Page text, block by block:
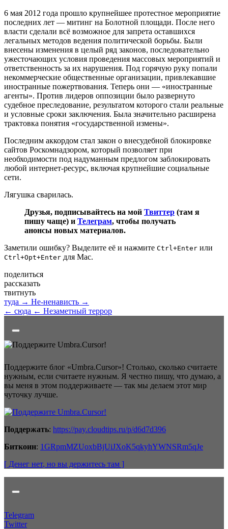
6 мая 2012 года прошло крупнейшее протестное мероприятие
последних лет — митинг на Болотной площади. После него
власти сделали всё возможное для запрета оставшихся
легальных методов ведения политической борьбы. Были
внесены изменения в целый ряд законов, последовательно
ужесточающих условия проведения массовых мероприятий и
ответственность за их нарушения. Под горячую руку попали
некоммерческие общественные организации, привлекавшие
иностранные пожертвования. Теперь они — «иностранные
агенты». Против лидеров оппозиции было развернуто
судебное преследование, результатом которого стали реальные
и условные сроки заключения. Была значительно расширена
трактовка понятия «государственной измены».
Последним аккордом стал закон о внесудебной блокировке
сайтов Роскомнадзором, который позволяет при
необходимости под надуманным предлогом заблокировать
любой интернет-ресурс, включая крупнейшие социальные
сети.
Лягушка сварилась.
Друзья, подписывайтесь на мой Твиттер (там я
пишу чаще) и Телеграм, чтобы получать
анонсы новых материалов.
Заметили ошибку? Выделите её и нажмите Ctrl+Enter или
Ctrl+Opt+Enter для Mac.
поделиться
рассказать
твитнуть
туда → Не-ненависть →
← сюда ← Незаметный террор
Поддержите блог «Umbra.Cursor»! Столько, сколько считаете
нужным, если считаете нужным. Я честно пишу, что думаю, а
вы меня в этом поддерживаете — так мы делаем этот мир
чуточку лучше.
Поддержать: https://pay.cloudtips.ru/p/d6d7d396
Биткоин: 1GRpmMZUoxbBjUiJXoK5qkyhYWNSRm5qJe
[ Денег нет, но вы держитесь там ]
Telegram
Twitter